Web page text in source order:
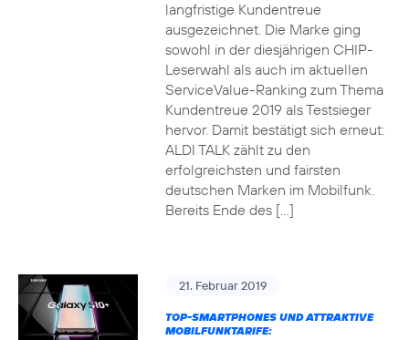
langfristige Kundentreue
ausgezeichnet. Die Marke ging
sowohl in der diesjährigen CHIP-
Leserwahl als auch im aktuellen
ServiceValue-Ranking zum Thema
Kundentreue 2019 als Testsieger
hervor. Damit bestätigt sich erneut:
ALDI TALK zählt zu den
erfolgreichsten und fairsten
deutschen Marken im Mobilfunk.
Bereits Ende des […]
21. Februar 2019
TOP-SMARTPHONES UND ATTRAKTIVE
MOBILFUNKTARIFE: